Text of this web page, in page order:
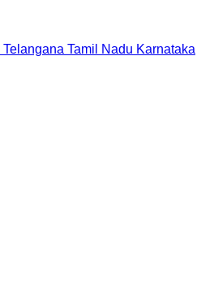
Telangana Tamil Nadu Karnataka